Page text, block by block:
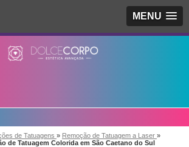
MENU
de Tatuagens » Remoção de Tatuagem a Laser »
de Tatuagem Colorida em São Caetano do Sul